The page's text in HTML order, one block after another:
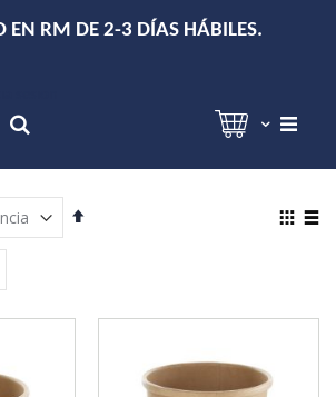
EN RM DE 2-3 DÍAS HÁBILES.
Establecer
View